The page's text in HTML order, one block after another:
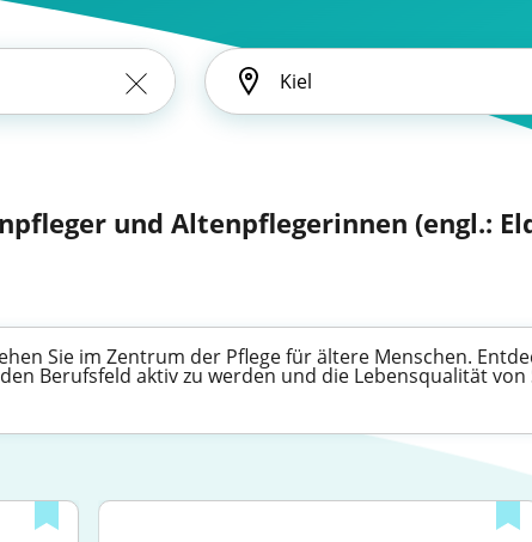
und Altenpflegerinnen (engl.:
Sie im Zentrum der Pflege für ältere Menschen.
Berufsfeld aktiv zu werden und die Lebensqualität von